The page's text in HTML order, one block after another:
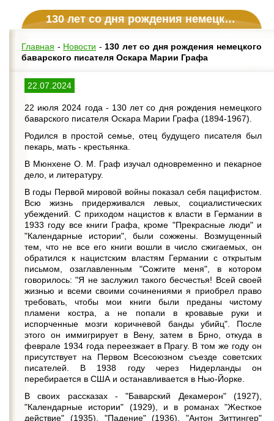
130 лет со дня рождения немецкого баварского писателя Оскара Марии Графа
Главная - Новости - 130 лет со дня рождения немецкого
баварского писателя Оскара Марии Графа
22.07.2024
22 июля 2024 года - 130 лет со дня рождения немецкого
баварского писателя Оскара Марии Графа (1894-1967).
Родился в простой семье, отец будущего писателя был
пекарь, мать - крестьянка.
В Мюнхене О. М. Граф изучал одновременно и пекарное
дело, и литературу.
В годы Первой мировой войны показал себя пацифистом.
Всю жизнь придерживался левых, социалистических
убеждений. С приходом нацистов к власти в Германии в
1933 году все книги Графа, кроме "Прекрасные люди" и
"Календарные истории", были сожжены. Возмущенный
тем, что не все его книги вошли в число сжигаемых, он
обратился к нацистским властям Германии с открытым
письмом, озаглавленным "Сожгите меня", в котором
говорилось: "Я не заслужил такого бесчестья! Всей своей
жизнью и всеми своими сочинениями я приобрел право
требовать, чтобы мои книги были преданы чистому
пламени костра, а не попали в кровавые руки и
испорченные мозги коричневой банды убийц". После
этого он иммигрирует в Вену, затем в Брно, откуда в
феврале 1934 года переезжает в Прагу. В том же году он
присутствует на Первом Всесоюзном съезде советских
писателей. В 1938 году через Нидерланды он
перебирается в США и останавливается в Нью-Йорке.
В своих рассказах - "Баварский Декамерон" (1927),
"Календарные истории" (1929), и в романах "Жесткое
действие" (1935), "Падение" (1936), "Антон Зиттингер"